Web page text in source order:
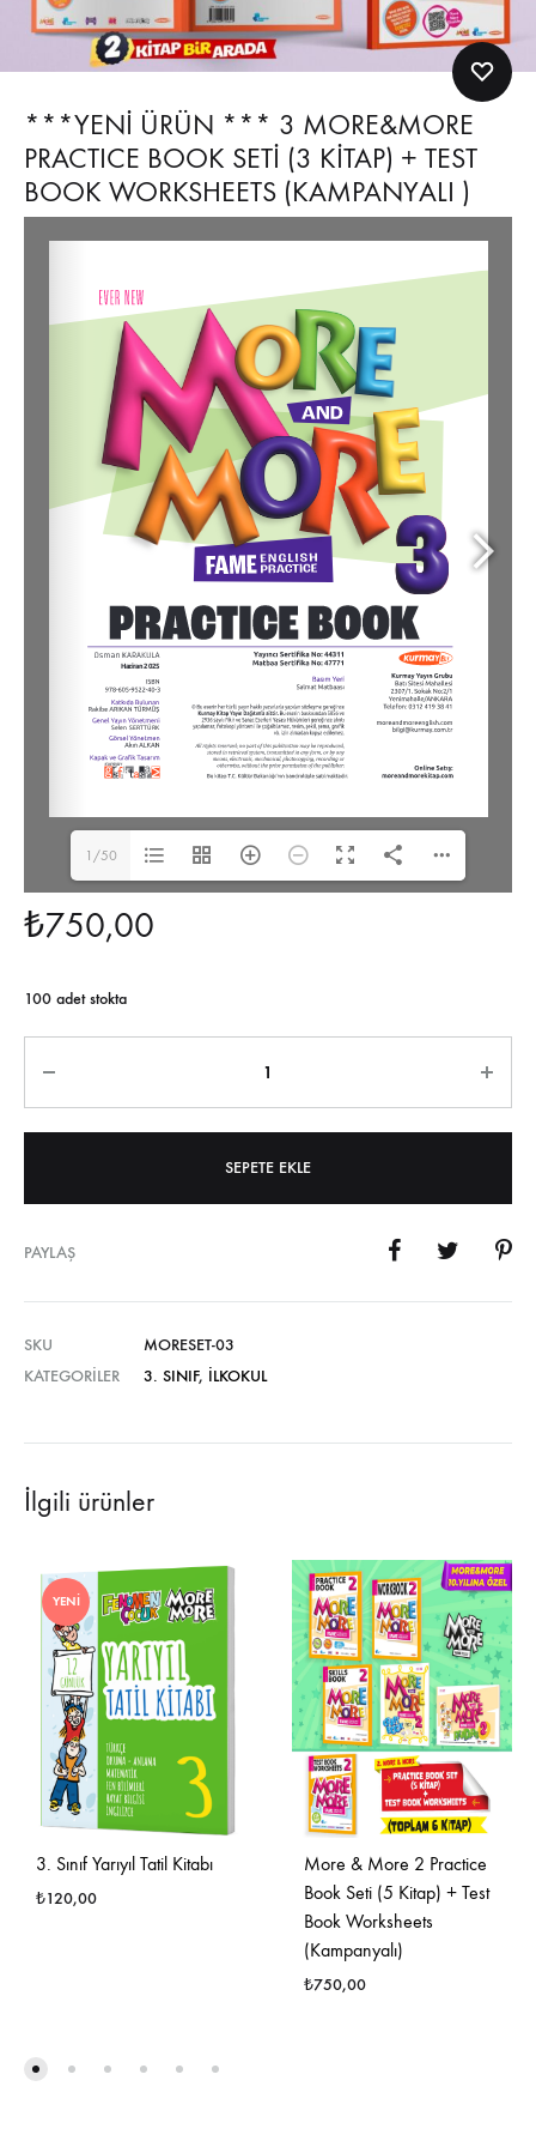
***YENİ ÜRÜN *** 3 MORE&MORE
PRACTICE BOOK SETİ (3 KİTAP) + TEST
BOOK WORKSHEETS (KAMPANYALI )
1/50
₺750,00
100 adet stokta
SEPETE EKLE
PAYLAŞ
SKU
MORESET-03
KATEGORILER
3. SINIF, İLKOKUL
İlgili ürünler
YENI
3. Sınıf Yarıyıl Tatil Kitabı
₺120,00
FAVORILERE
More & More 2 Practice
Book Seti (5 Kitap) + Test
Book Worksheets
(Kampanyalı)
₺750,00